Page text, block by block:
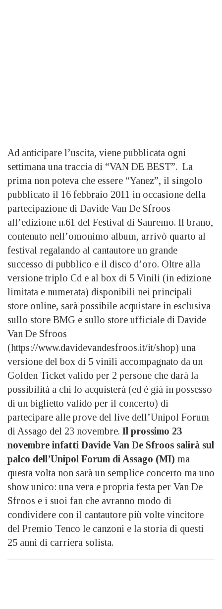
Ad anticipare l’uscita, viene pubblicata ogni
settimana una traccia di “VAN DE BEST”. La
prima non poteva che essere “Yanez”, il singolo
pubblicato il 16 febbraio 2011 in occasione della
partecipazione di Davide Van De Sfroos
all’edizione n.61 del Festival di Sanremo. Il brano,
contenuto nell’omonimo album, arrivò quarto al
festival regalando al cantautore un grande
successo di pubblico e il disco d’oro. Oltre alla
versione triplo Cd e al box di 5 Vinili (in edizione
limitata e numerata) disponibili nei principali
store online, sarà possibile acquistare in esclusiva
sullo store BMG e sullo store ufficiale di Davide
Van De Sfroos
(https://www.davidevandesfroos.it/it/shop) una
versione del box di 5 vinili accompagnato da un
Golden Ticket valido per 2 persone che darà la
possibilità a chi lo acquisterà (ed è già in possesso
di un biglietto valido per il concerto) di
partecipare alle prove del live dell’Unipol Forum
di Assago del 23 novembre. Il prossimo 23
novembre infatti Davide Van De Sfroos salirà sul
palco dell’Unipol Forum di Assago (MI) ma
questa volta non sarà un semplice concerto ma uno
show unico: una vera e propria festa per Van De
Sfroos e i suoi fan che avranno modo di
condividere con il cantautore più volte vincitore
del Premio Tenco le canzoni e la storia di questi
25 anni di carriera solista.